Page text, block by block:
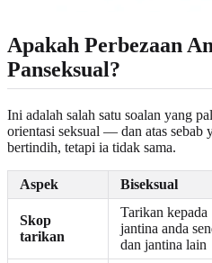
Apakah Perbezaan
Panseksual?
Ini adalah salah satu soalan yang
orientasi seksual — dan atas sebab
bertindih, tetapi ia tidak sama.
Aspek Biseksual
Skop
tarikan
Tarikan kepada
jantina anda
dan jantina lain